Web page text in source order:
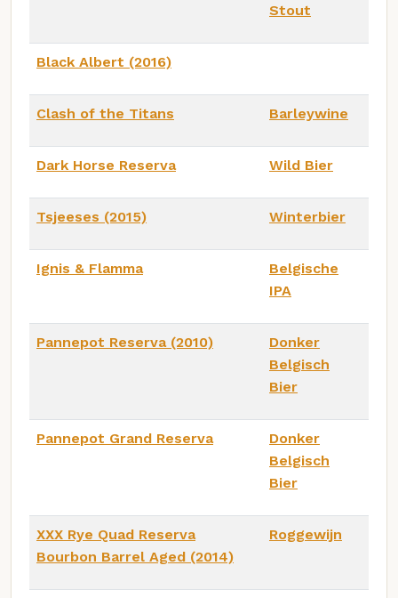
Stout
Black Albert (2016)
Clash of the Titans Barleywine
Dark Horse Reserva Wild Bier
Tsjeeses (2015) Winterbier
Ignis & Flamma
Belgische
IPA
Pannepot Reserva (2010)
Donker
Belgisch
Bier
Pannepot Grand Reserva
Donker
Belgisch
Bier
XXX Rye Quad Reserva
Bourbon Barrel Aged (2014)
Roggewijn